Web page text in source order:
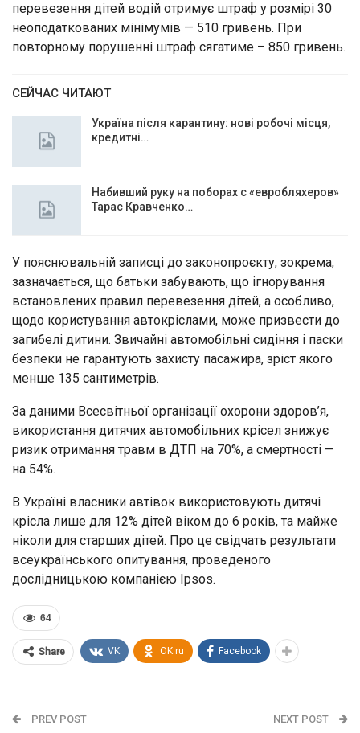
перевезення дітей водій отримує штраф у розмірі 30
неоподаткованих мінімумів — 510 гривень. При
повторному порушенні штраф сягатиме – 850 гривень.
СЕЙЧАС ЧИТАЮТ
Україна після карантину: нові робочі місця,
кредитні…
Набивший руку на поборах с «евробляхеров»
Тарас Кравченко…
У пояснювальній записці до законопроєкту, зокрема,
зазначається, що батьки забувають, що ігнорування
встановлених правил перевезення дітей, а особливо,
щодо користування автокріслами, може призвести до
загибелі дитини. Звичайні автомобільні сидіння і паски
безпеки не гарантують захисту пасажира, зріст якого
менше 135 сантиметрів.
За даними Всесвітньої організації охорони здоров’я,
використання дитячих автомобільних крісел знижує
ризик отримання травм в ДТП на 70%, а смертності —
на 54%.
В Україні власники автівок використовують дитячі
крісла лише для 12% дітей віком до 6 років, та майже
ніколи для старших дітей. Про це свідчать результати
всеукраїнського опитування, проведеного
дослідницькою компанією Ipsos.
64
Share VK OK.ru Facebook
PREV POST NEXT POST